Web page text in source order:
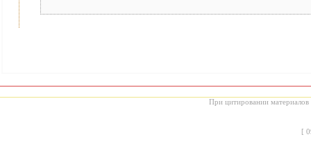
При цитировании материалов
[